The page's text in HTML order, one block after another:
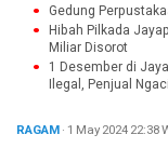
Gedung
Hibah Pilkada
Miliar Disorot
1 Desember di
Ilegal, Penjual
RAGAM· 1 May 202422:38